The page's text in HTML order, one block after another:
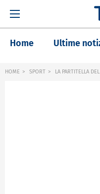
Home Ultime
HOME SPORT LA PARTITELLA